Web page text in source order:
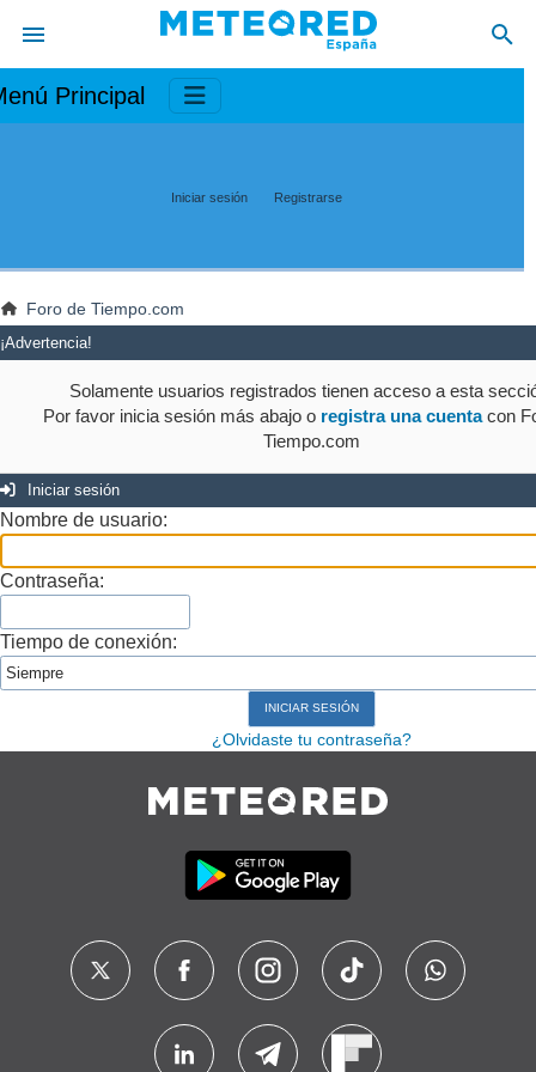
Principal
Iniciar sesión Registrarse
Foro de Tiempo.com
¡Advertencia!
Solamente usuarios registrados tienen acceso a esta
Por favor inicia sesión más abajo o registra una cuentacon
Tiempo.com
Iniciar sesión
Nombre de usuario:
Contraseña:
Tiempo de conexión:
¿Olvidaste tu contraseña?